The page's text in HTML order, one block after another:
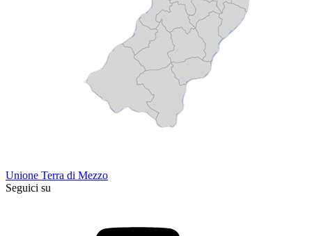
Unione Terra di Mezzo
Seguici su